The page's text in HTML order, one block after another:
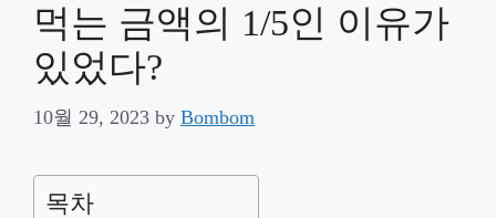
먹는 금액의 1/5인 이유가
있었다?
10월 29, 2023 by Bombom
목차